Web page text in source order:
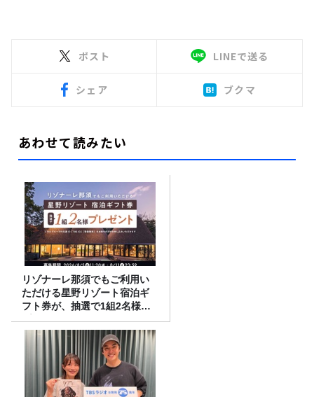
ポスト LINEで送る
シェア ブクマ
あわせて読みたい
リゾナーレ那須でもご利用い
ただける星野リゾート宿泊ギ
フト券が、抽選で1組2名様に
プレゼント！